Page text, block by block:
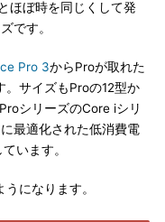
ほぼ時を同じくして発
です。
Pro 3からProが取れた
。サイズもProの12型か
シリーズのCore iシリ
最適化された低消費電
います。
になります。